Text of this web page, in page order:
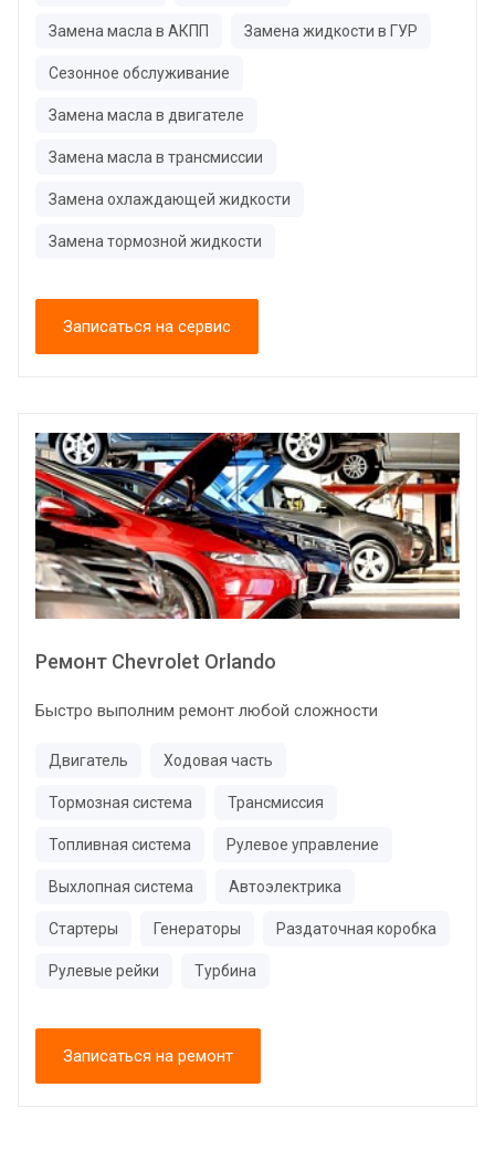
Замена масла в АКПП Замена жидкости в ГУР
Сезонное обслуживание
Замена масла в двигателе
Замена масла в трансмиссии
Замена охлаждающей жидкости
Замена тормозной жидкости
Записаться на сервис
Ремонт Chevrolet Orlando
Быстро выполним ремонт любой сложности
Двигатель Ходовая часть
Тормозная система Трансмиссия
Топливная система Рулевое управление
Выхлопная система Автоэлектрика
Стартеры Генераторы Раздаточная коробка
Рулевые рейки Турбина
Записаться на ремонт